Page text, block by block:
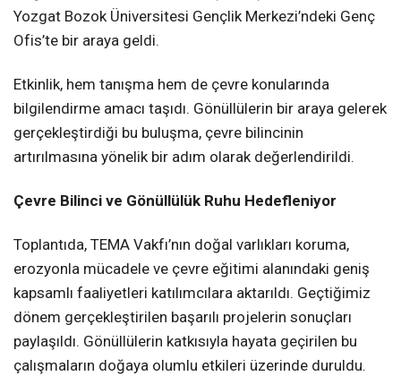
Yozgat Bozok Üniversitesi Gençlik Merkezi’ndeki Genç
Ofis’te bir araya geldi.
Etkinlik, hem tanışma hem de çevre konularında
bilgilendirme amacı taşıdı. Gönüllülerin bir araya gelerek
gerçekleştirdiği bu buluşma, çevre bilincinin
artırılmasına yönelik bir adım olarak değerlendirildi.
Çevre Bilinci ve Gönüllülük Ruhu Hedefleniyor
Toplantıda, TEMA Vakfı’nın doğal varlıkları koruma,
erozyonla mücadele ve çevre eğitimi alanındaki geniş
kapsamlı faaliyetleri katılımcılara aktarıldı. Geçtiğimiz
dönem gerçekleştirilen başarılı projelerin sonuçları
paylaşıldı. Gönüllülerin katkısıyla hayata geçirilen bu
çalışmaların doğaya olumlu etkileri üzerinde duruldu.